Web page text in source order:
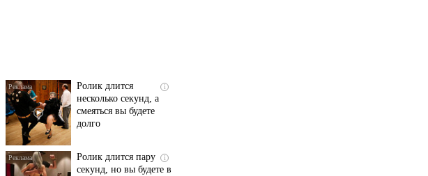
i
Ролик длится
несколько секунд, а
смеяться вы будете
долго
i
Ролик длится пару
секунд, но вы будете в